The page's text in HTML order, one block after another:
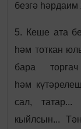
безгә
5. Кеше ата
һәм тоткан
бара
һәм
сал, татар...
кыйлсын...